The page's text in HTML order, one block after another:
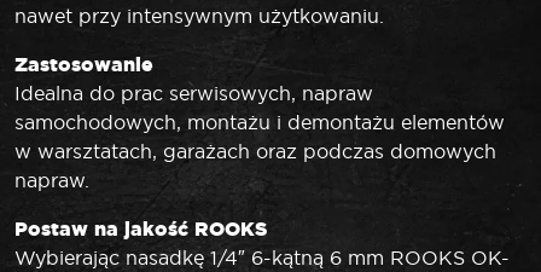
nawet przy intensywnym użytkowaniu.
Zastosowanie
Idealna do prac serwisowych, napraw
samochodowych, montażu i demontażu elementów
w warsztatach, garażach oraz podczas domowych
napraw.
Postaw na jakość ROOKS
Wybierając nasadkę 1/4″ 6-kątną 6 mm ROOKS OK-